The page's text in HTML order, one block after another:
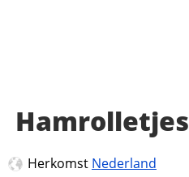
Hamrolletjes
Herkomst Nederland